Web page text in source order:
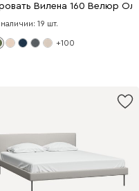
Вилена 160 Велюр
19 шт.
+100